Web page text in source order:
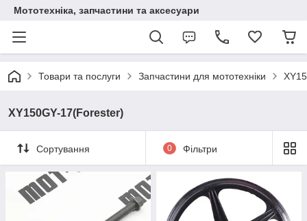
Мототехніка, запчастини та аксесуари
Товари та послуги Запчастини для мототехніки
XY150GY-17(Forester)
Сортування 0 Фільтри